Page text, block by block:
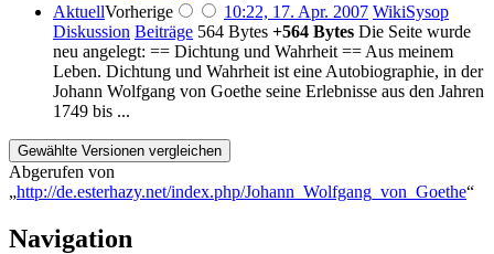
AktuellVorherige 10:22, 17. Apr. 2007 WikiSysop
Diskussion Beiträge 564 Bytes +564 Bytes Die Seite wurde
neu angelegt: == Dichtung und Wahrheit == Aus meinem
Leben. Dichtung und Wahrheit ist eine Autobiographie, in der
Johann Wolfgang von Goethe seine Erlebnisse aus den Jahren
1749 bis ...
Abgerufen von
„http://de.esterhazy.net/index.php/Johann_Wolfgang_von_Goethe“
Navigation